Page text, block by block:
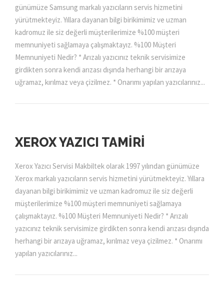
günümüze Samsung markalı yazıcıların servis hizmetini
yürütmekteyiz. Yıllara dayanan bilgi birikimimiz ve uzman
kadromuz ile siz değerli müşterilerimize %100 müşteri
memnuniyeti sağlamaya çalışmaktayız. %100 Müşteri
Memnuniyeti Nedir? * Arızalı yazıcınız teknik servisimize
girdikten sonra kendi arızası dışında herhangi bir arızaya
uğramaz, kırılmaz veya çizilmez. * Onarımı yapılan yazıcılarınız...
XEROX YAZICI TAMIRI
Xerox Yazıcı Servisi Makbiltek olarak 1997 yılından günümüze
Xerox markalı yazıcıların servis hizmetini yürütmekteyiz. Yıllara
dayanan bilgi birikimimiz ve uzman kadromuz ile siz değerli
müşterilerimize %100 müşteri memnuniyeti sağlamaya
çalışmaktayız. %100 Müşteri Memnuniyeti Nedir? * Arızalı
yazıcınız teknik servisimize girdikten sonra kendi arızası dışında
herhangi bir arızaya uğramaz, kırılmaz veya çizilmez. * Onarımı
yapılan yazıcılarınız...